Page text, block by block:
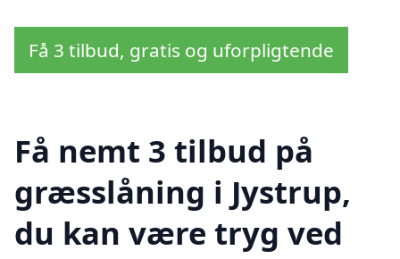
Få 3 tilbud, gratis og uforpligtende
Få nemt 3 tilbud på
græsslåning i Jystrup,
du kan være tryg ved